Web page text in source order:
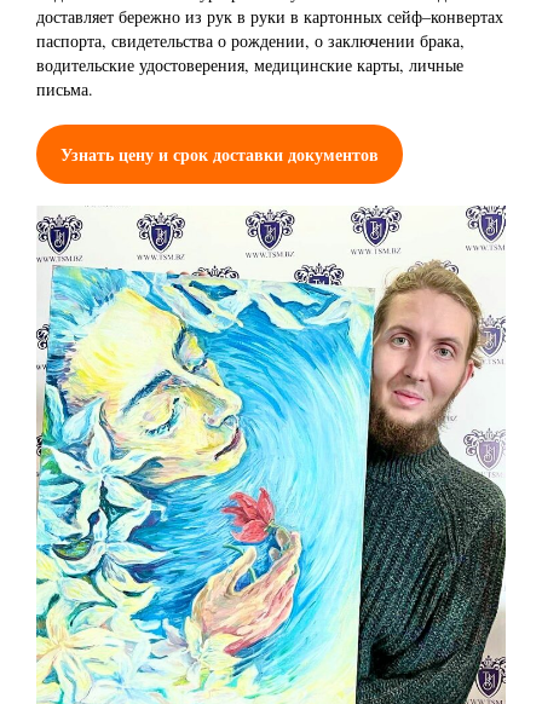
доставляет бережно из рук в руки в картонных сейф–конвертах
паспорта, свидетельства о рождении, о заключении брака,
водительские удостоверения, медицинские карты, личные
письма.
Узнать цену и срок доставки документов